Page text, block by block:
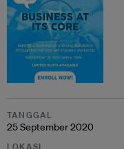
TANGGAL
25 September 2020
LOKASI